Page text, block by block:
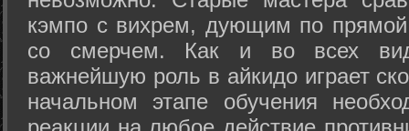
кэмпо с вихрем, дующим по
со смерчем. Как и во всех
важнейшую роль в айкидо играет
начальном этапе обучения